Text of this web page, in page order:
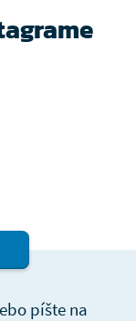
píšte na